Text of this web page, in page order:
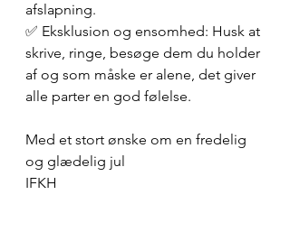
afslapning.
✅ Eksklusion og ensomhed: Husk at
skrive, ringe, besøge dem du holder
af og som måske er alene, det giver
alle parter en god følelse.
Med et stort ønske om en fredelig
og glædelig jul
IFKH